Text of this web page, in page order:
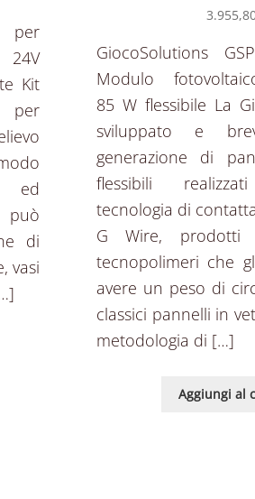
per
Kit
per
ed
può
di
vasi
GiocoSolutions
Modulo
85 W flessibile La
sviluppato e
generazione di
flessibili
tecnologia di
G Wire, prodotti
tecnopolimeri che
avere un peso di
classici pannelli in
metodologia di […]
Aggiungi al